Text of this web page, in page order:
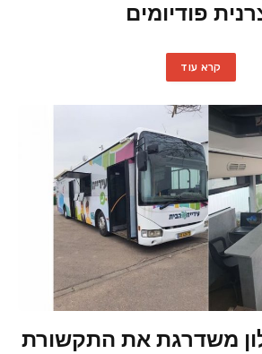
פודיומים
קרא עוד
משדרגת את התקשורת